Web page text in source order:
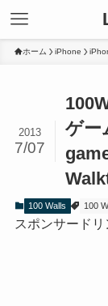
ホーム iPhone
ゲー
2013
7/07
100 Walls 100
スポンサードリ